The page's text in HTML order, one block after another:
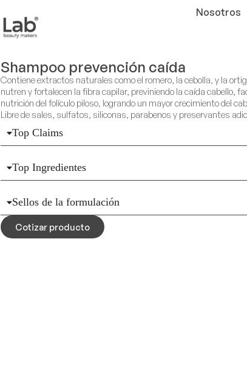
Nosotros
Shampoo prevención caída
Contiene extractos naturales como el romero, la cebolla, y la
nutren y fortalecen la fibra capilar, previniendo la caída cabello,
nutrición del folículo piloso, logrando un mayor crecimiento del
Libre de sales, sulfatos, siliconas, parabenos y preservantes
Top Claims
Top Ingredientes
Sellos de la formulación
Cotizar producto